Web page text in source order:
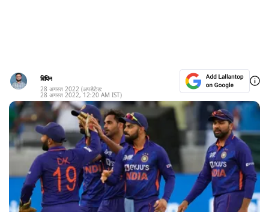
विपिन
28 अगस्त 2022 (अपडेटेड:
28 अगस्त 2022, 12:20 AM IST)